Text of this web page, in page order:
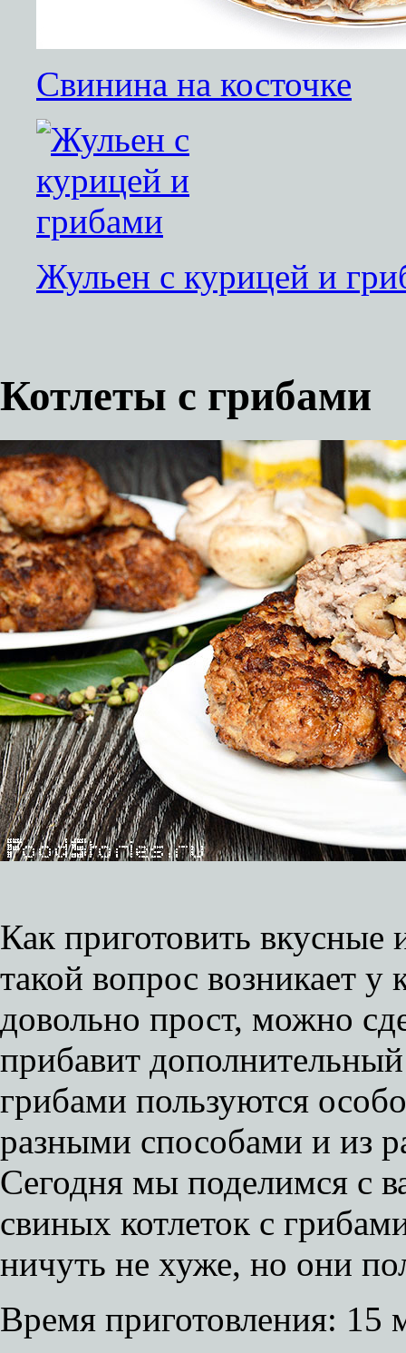
Свинина на косточке
Жульен с курицей и
Котлеты с грибами
Как приготовить
такой вопрос возникает
довольно прост, можно
прибавит
грибами пользуются
разными способами и из
Сегодня мы поделимся с
свиных котлеток с
ничуть не хуже, но они
Время приготовления: 15